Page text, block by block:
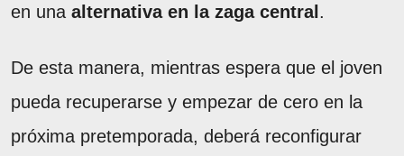
en una alternativa en la zaga central .
De esta manera, mientras espera que el joven
pueda recuperarse y empezar de cero en la
próxima pretemporada, deberá reconfigurar